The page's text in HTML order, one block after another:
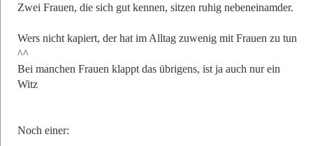
Zwei Frauen, die sich gut kennen, sitzen ruhig nebeneinamder.
Wers nicht kapiert, der hat im Alltag zuwenig mit Frauen zu tun
^^
Bei manchen Frauen klappt das übrigens, ist ja auch nur ein
Witz
Noch einer: